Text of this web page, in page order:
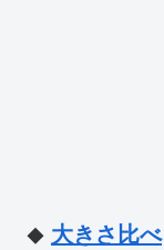
◆ 大きさ比べ